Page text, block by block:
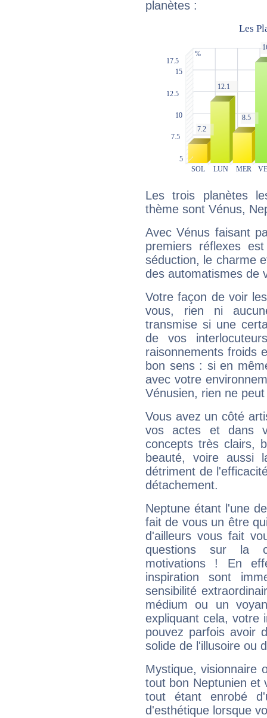
planètes :
Les trois planètes
thème sont Vénus,
Avec Vénus faisant
premiers réflexes
séduction, le charme
des automatismes de
Votre façon de voir
vous, rien ni
transmise si une
de vos
raisonnements froids
bon sens : si en
avec votre
Vénusien, rien ne
Vous avez un côté
vos actes et dans
concepts très clairs,
beauté, voire aussi
détriment de
détachement.
Neptune étant l'une
fait de vous un être
d'ailleurs vous fait
questions sur la
motivations ! En
inspiration sont
sensibilité
médium ou un
expliquant cela, votre
pouvez parfois avoir
solide de l'illusoire ou
Mystique, visionnaire
tout bon Neptunien et
tout étant enrobé
d'esthétique lorsque